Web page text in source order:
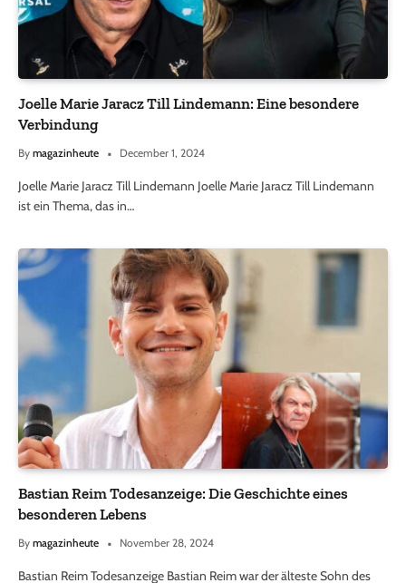
Joelle Marie Jaracz Till Lindemann: Eine besondere
Verbindung
By magazinheute December 1, 2024
Joelle Marie Jaracz Till Lindemann Joelle Marie Jaracz Till Lindemann
ist ein Thema, das in…
Bastian Reim Todesanzeige: Die Geschichte eines
besonderen Lebens
By magazinheute November 28, 2024
Bastian Reim Todesanzeige Bastian Reim war der älteste Sohn des